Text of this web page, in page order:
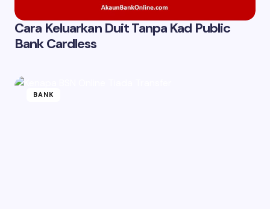
Cara Keluarkan Duit Tanpa Kad Public
Bank Cardless
BANK